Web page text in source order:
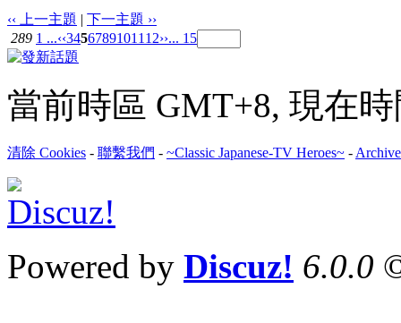
‹‹ 上一主題 | 下一主題 ››
289 1 ...‹‹34567891011 12››... 15
當前時區 GMT+8, 現在
清除 Cookies - 聯繫我們 - ~Classic Japanese-TV Heroes~ -
Powered by Discuz! 6.0.0